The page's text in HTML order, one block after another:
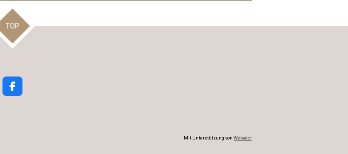
TOP
F
a
Mit Unterstützung von Webador